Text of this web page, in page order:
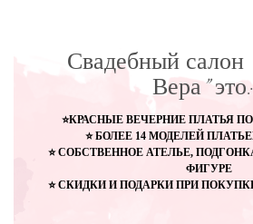
Свадебный
Вера" это:
⭐КРАСНЫЕ ВЕЧЕРНИЕ ПЛАТЬЯ ПО
⭐ БОЛЕЕ 14 МОДЕЛЕЙ
⭐ СОБСТВЕННОЕ АТЕЛЬЕ,
ФИГУРЕ
⭐ СКИДКИ И ПОДАРКИ ПРИ